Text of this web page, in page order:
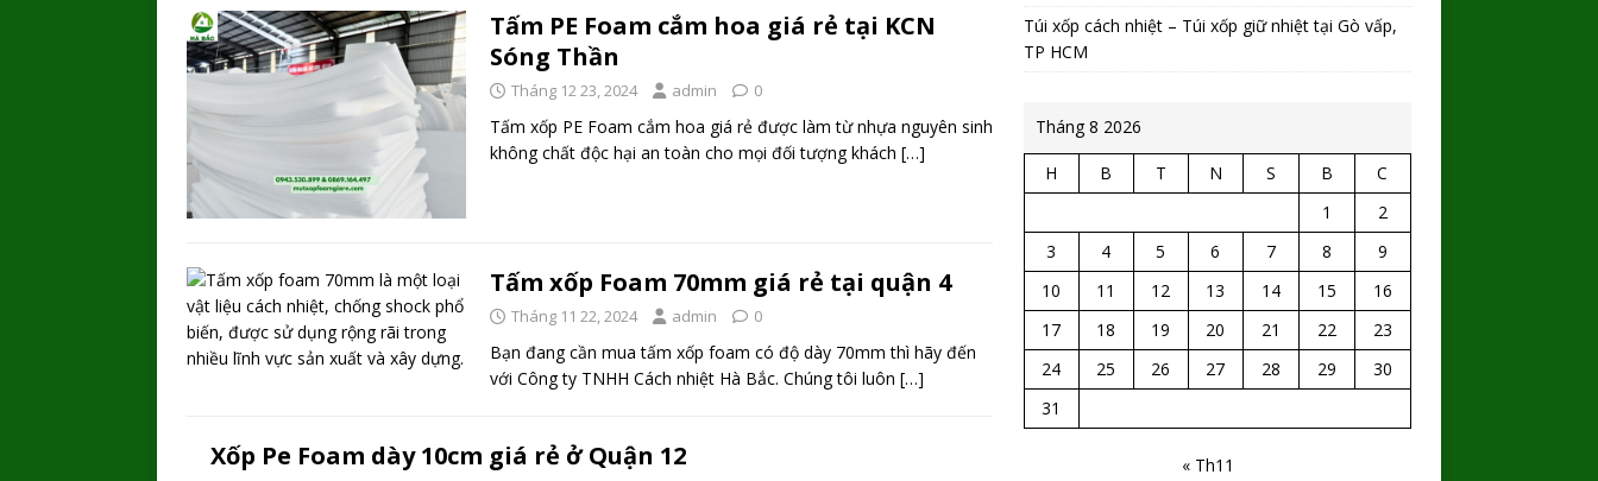
Tấm PE Foam cắm hoa giá rẻ tại KCN
Sóng Thần
Tháng 12 23, 2024 admin 0
Tấm xốp PE Foam cắm hoa giá rẻ được làm từ nhựa nguyên sinh
không chất độc hại an toàn cho mọi đối tượng khách […]
Tấm xốp Foam 70mm giá rẻ tại quận 4
Tháng 11 22, 2024 admin 0
Bạn đang cần mua tấm xốp foam có độ dày 70mm thì hãy đến
với Công ty TNHH Cách nhiệt Hà Bắc. Chúng tôi luôn […]
Xốp Pe Foam dày 10cm giá rẻ ở Quận 12
Túi xốp cách nhiệt – Túi xốp giữ nhiệt tại Gò vấp,
TP HCM
Tháng 8 2026
H B T N S B
C
1
2
3
4 5 6 7 8
9
10
11 12 13 14 15
16
17
18 19 20 21 22
23
24
25 26 27 28 29
30
31
« Th11